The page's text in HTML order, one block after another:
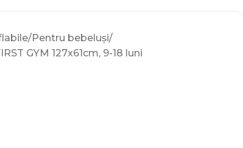
Pentru bebeluși
GYM 127x61cm, 9-18 luni